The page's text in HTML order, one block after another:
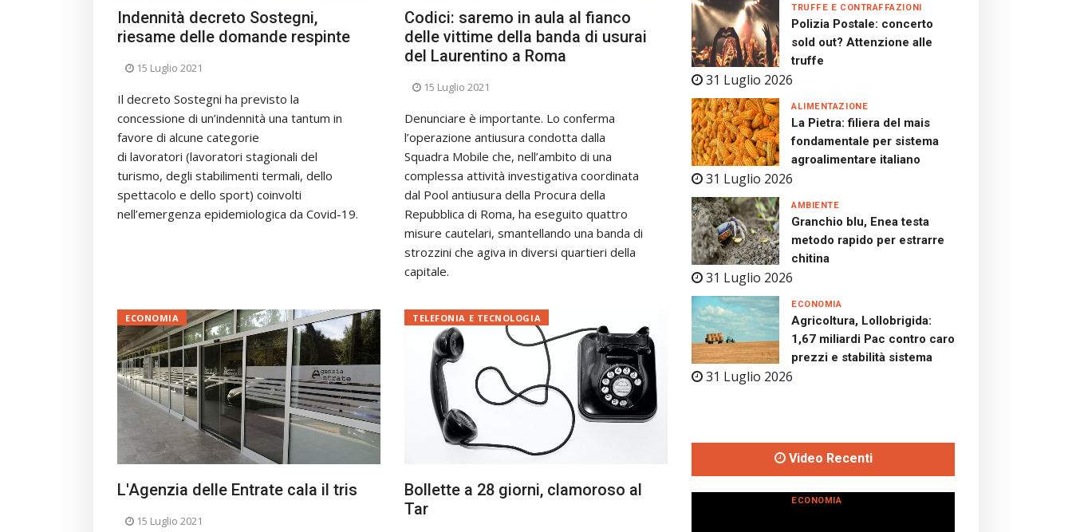
Indennità decreto Sostegni,
riesame delle domande respinte
15 Luglio 2021
Il decreto Sostegni ha previsto la
concessione di un’indennità una tantum in
favore di alcune categorie
di lavoratori (lavoratori stagionali del
turismo, degli stabilimenti termali, dello
spettacolo e dello sport) coinvolti
nell’emergenza epidemiologica da Covid-19.
Codici: saremo in aula al fianco
delle vittime della banda di usurai
del Laurentino a Roma
15 Luglio 2021
Denunciare è importante. Lo conferma
l’operazione antiusura condotta dalla
Squadra Mobile che, nell’ambito di una
complessa attività investigativa coordinata
dal Pool antiusura della Procura della
Repubblica di Roma, ha eseguito quattro
misure cautelari, smantellando una banda di
strozzini che agiva in diversi quartieri della
capitale.
L'Agenzia delle Entrate cala il tris
ECONOMIA
15 Luglio 2021
Bollette a 28 giorni, clamoroso al
Tar
TELEFONIA E TECNOLOGIA
Polizia Postale: concerto
sold out? Attenzione alle
truffe
31 Luglio 2026
TRUFFE E CONTRAFFAZIONI
La Pietra: filiera del mais
fondamentale per sistema
agroalimentare italiano
31 Luglio 2026
ALIMENTAZIONE
Granchio blu, Enea testa
metodo rapido per estrarre
chitina
31 Luglio 2026
AMBIENTE
Agricoltura, Lollobrigida:
1,67 miliardi Pac contro caro
prezzi e stabilità sistema
31 Luglio 2026
ECONOMIA
Video Recenti
ECONOMIA